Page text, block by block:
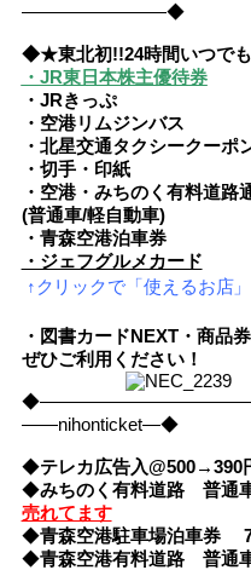
――――――――◆
◆★東北初!!24時間いつで
・JR東日本株主優待券
・JRきっぷ
・空港リムジンバス
・北星交通タクシークーポ
・切手・印紙
・空港・みちのく有料道路
(普通車/軽自動車)
・青森空港泊車券
・ジェフグルメカード
↑クリックで「使えるお店
・図書カードNEXT・商品
ぜひご利用ください！
――nihonticket―◆
◆テレカ広告入@500→390
◆みちのく有料道路 普通
売れてます
◆青森空港駐車場泊車券
◆青森空港有料道路 普通